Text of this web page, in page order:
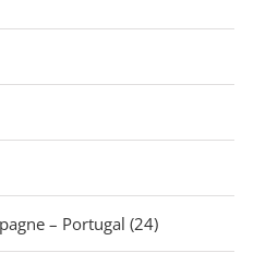
– Portugal (24)